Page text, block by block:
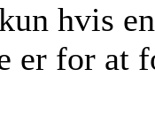
hvis
er for at